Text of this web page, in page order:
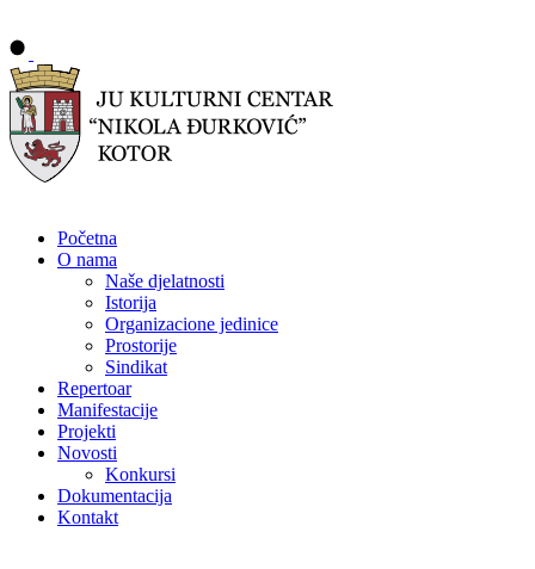
Početna
O nama
Naše djelatnosti
Istorija
Organizacione jedinice
Prostorije
Sindikat
Repertoar
Manifestacije
Projekti
Novosti
Konkursi
Dokumentacija
Kontakt